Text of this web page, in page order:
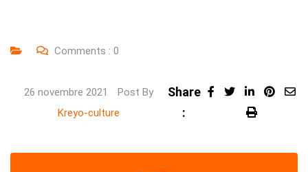
Comments : 0
26 novembre 2021
Post By
Kreyo-culture
Share
:
LinkedIn
Share
Email
Print